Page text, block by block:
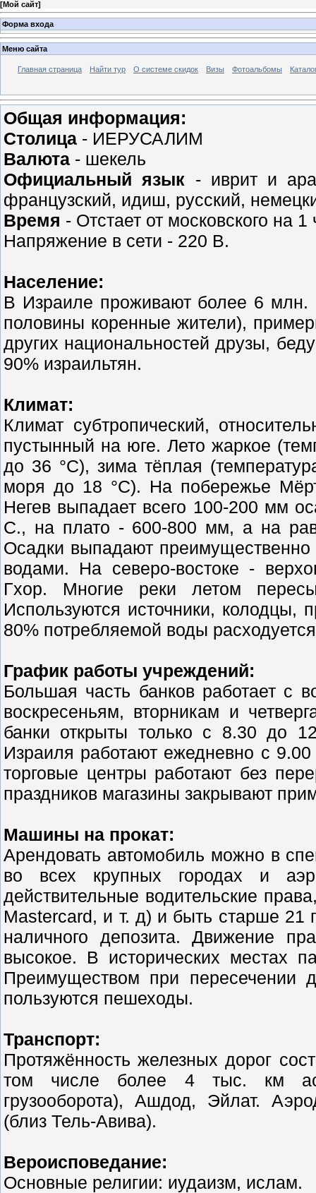
[Мой сайт]
Форма входа
Меню сайта
Главная страница Найти тур О системе скидок Визы Фотоальбомы
Общая информация:
Столица - ИЕРУСАЛИМ
Валюта - шекель
Официальный язык - иврит и
французский, идиш, русский,
Время - Отстает от московского на 1
Напряжение в сети - 220 В.
Население:
В Израиле проживают более 6 млн.
половины коренные жители),
других национальностей друзы,
90% израильтян.
Климат:
Климат субтропический,
пустынный на юге. Лето жаркое
до 36 °С), зима тёплая
моря до 18 °С). На побережье
Негев выпадает всего 100-200 мм
С., на плато - 600-800 мм, а на
Осадки выпадают
водами. На северо-востоке -
Гхор. Многие реки летом
Используются источники, колодцы,
80% потребляемой воды
График работы учреждений:
Большая часть банков работает с
воскресеньям, вторникам и
банки открыты только с 8.30 до
Израиля работают ежедневно с
торговые центры работают без
праздников магазины закрывают
Машины на прокат:
Арендовать автомобиль можно в
во всех крупных городах и
действительные водительские
Mastercard, и т. д) и быть старше
наличного депозита. Движение
высокое. В исторических местах
Преимуществом при пересечении
пользуются пешеходы.
Транспорт:
Протяжённость железных дорог
том числе более 4 тыс. км
грузооборота), Ашдод, Эйлат.
(близ Тель-Авива).
Вероисповедание:
Основные религии: иудаизм, ислам.